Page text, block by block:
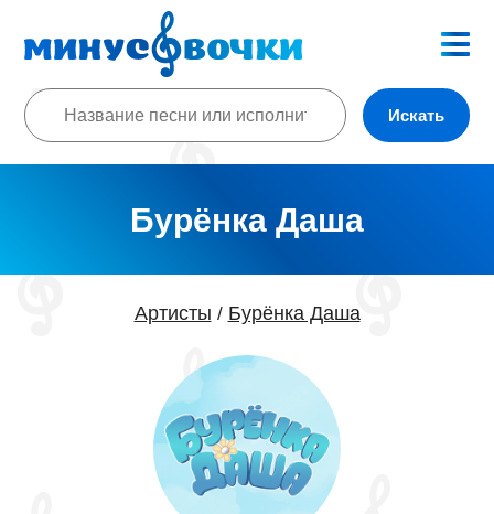
Искать
Бурёнка Даша
Артисты / Бурёнка Даша